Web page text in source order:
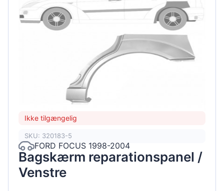
Ikke tilgængelig
SKU: 320183-5
FORD FOCUS 1998-2004
Bagskærm reparationspanel /
Venstre